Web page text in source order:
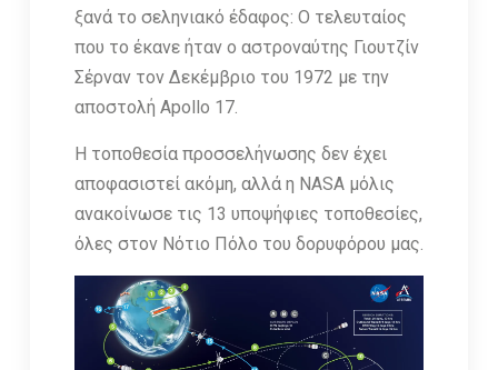
ξανά το σεληνιακό έδαφος: Ο τελευταίος
που το έκανε ήταν ο αστροναύτης Γιουτζίν
Σέρναν τον Δεκέμβριο του 1972 με την
αποστολή Apollo 17.
Η τοποθεσία προσσελήνωσης δεν έχει
αποφασιστεί ακόμη, αλλά η NASA μόλις
ανακοίνωσε τις 13 υποψήφιες τοποθεσίες,
όλες στον Νότιο Πόλο του δορυφόρου μας.